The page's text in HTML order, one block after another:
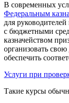
В современных
Федеральным
для
с бюджетными
казначейством
организовать
обеспечить
Услуги при
Такие курсы